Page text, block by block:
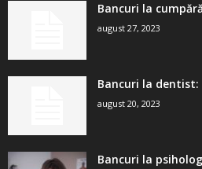
Bancuri la
august 27, 2023
Bancuri la
august 20, 2023
Bancuri la